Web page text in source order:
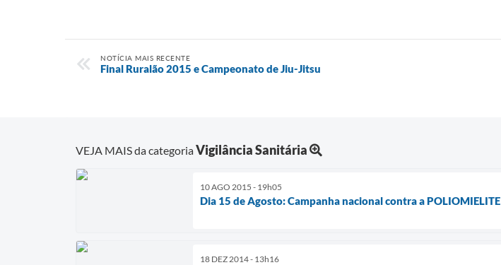
NOTÍCIA MAIS RECENTE
Final Ruralão 2015 e Campeonato de Jiu-Jitsu
VEJA MAIS da categoriaVigilância Sanitária
10 AGO 2015 - 19h05
Dia 15 de Agosto: Campanha nacional contra a POLIOMIELITE
18 DEZ 2014 - 13h16